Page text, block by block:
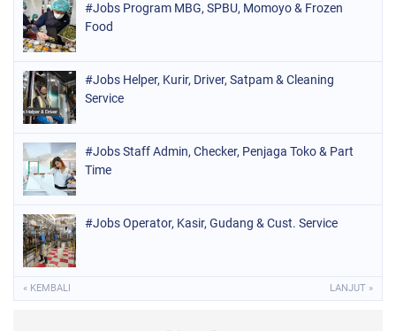
#Jobs Program MBG, SPBU, Momoyo & Frozen
Food
#Jobs Helper, Kurir, Driver, Satpam & Cleaning
Service
#Jobs Staff Admin, Checker, Penjaga Toko & Part
Time
#Jobs Operator, Kasir, Gudang & Cust. Service
« KEMBALI LANJUT »